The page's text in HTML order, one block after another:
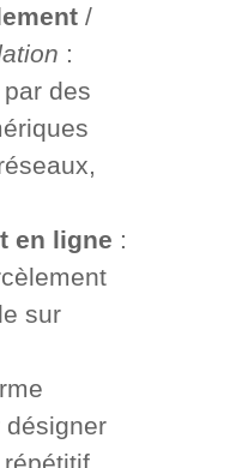
/
:
des
en ligne :
sur
désigner